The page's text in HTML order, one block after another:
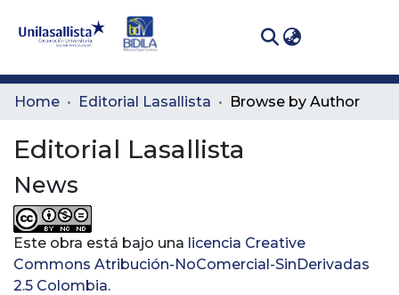
Communities
All of DSpace
Home Editorial Lasallista Browse by Author
Editorial Lasallista
News
Este obra está bajo una licencia Creative
Commons Atribución-NoComercial-SinDerivadas
2.5 Colombia.